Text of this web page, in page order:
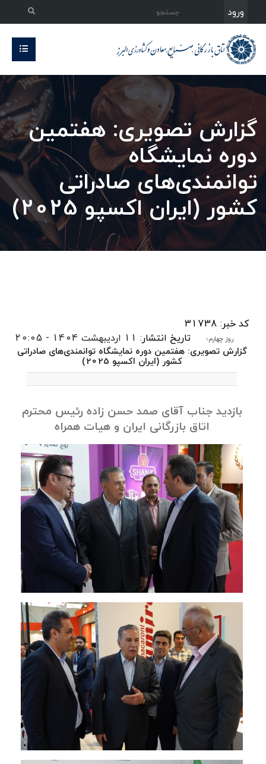
ورود
گزارش تصویری: هفتمین
دوره نمایشگاه
توانمندی‌های صادراتی
کشور (ایران اکسپو 2025)
کد خبر: 31738
تاریخ انتشار: 11 اردیبهشت 1404 - 20:05 روز چهارم؛
گزارش تصویری: هفتمین دوره نمایشگاه توانمندی‌های صادراتی
کشور (ایران اکسپو 2025)
بازدید جناب آقای صمد حسن زاده رئیس محترم
اتاق بازرگانی ایران و هیات همراه